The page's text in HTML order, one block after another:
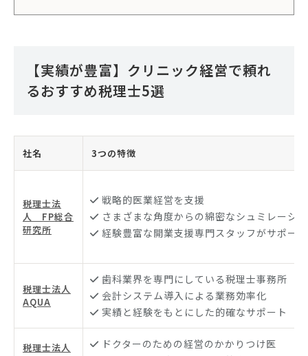
【実績が豊富】クリニック経営で頼れ
るおすすめ税理士5選
社名 3つの特徴
税理士法
人 FP総合
研究所
戦略的医業経営を支援
さまざまな角度からの綿密なシュミレーシ
経験豊富な開業支援専門スタッフがサポート
税理士法人
AQUA
歯科業界を専門にしている税理士事務所
会計システム導入による業務効率化
実績と経験をもとにした的確なサポート
税理士法人
ドクターのための経営のかかりつけ医